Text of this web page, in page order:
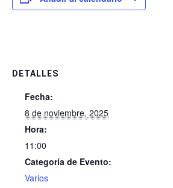
DETALLES
Fecha:
8 de noviembre, 2025
Hora:
11:00
Categoría de Evento:
Varios